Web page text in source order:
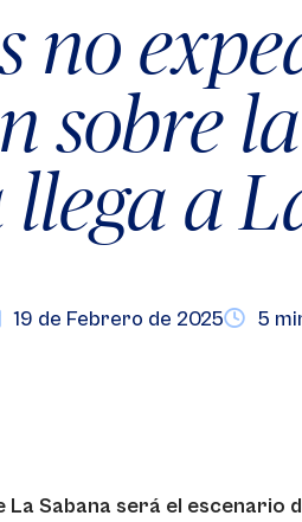
no
sobre
a
19 de Febrero de 2025 5
La Sabana será el escenario